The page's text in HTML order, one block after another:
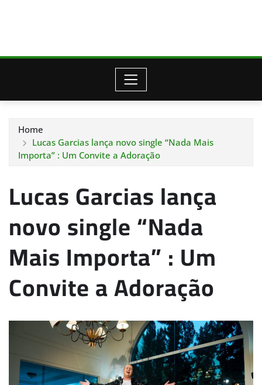
Home
Lucas Garcias lança novo single “Nada Mais
Importa” : Um Convite a Adoração
Lucas Garcias lança
novo single “Nada
Mais Importa” : Um
Convite a Adoração